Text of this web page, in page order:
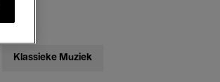
Klassieke Muziek